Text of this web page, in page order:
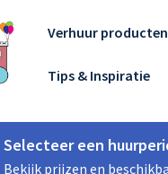
Verhuur producten
Tips & Inspiratie